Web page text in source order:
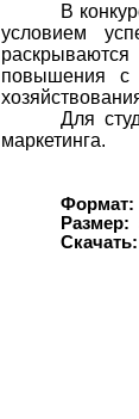
В
условием
повышения с
Для
маркетинга.
Формат:
Размер:
Скачать: